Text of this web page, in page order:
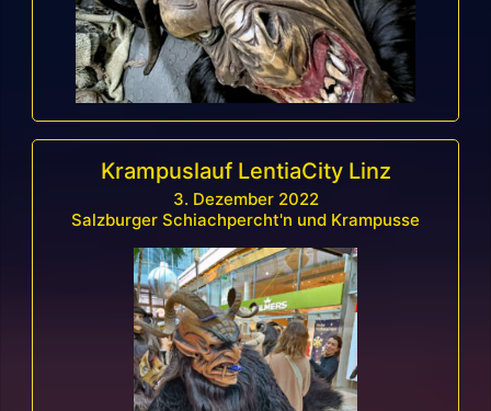
Krampuslauf LentiaCity Linz
3. Dezember 2022
Salzburger Schiachpercht'n und Krampusse